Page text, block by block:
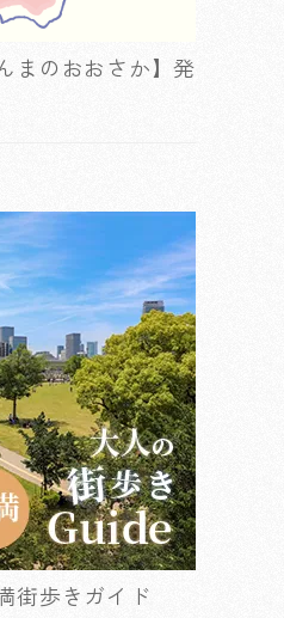
まのおおさか】発
街歩きガイド